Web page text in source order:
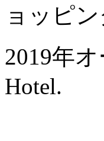
ョッピ
2019年
Hotel.